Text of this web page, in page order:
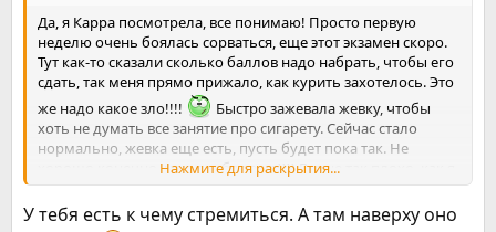
Да, я Карра посмотрела, все понимаю! Просто первую
неделю очень боялась сорваться, еще этот экзамен скоро.
Тут как-то сказали сколько баллов надо набрать, чтобы его
сдать, так меня прямо прижало, как курить захотелось. Это
же надо какое зло!!!!
Быстро зажевала жевку, чтобы
хоть не думать все занятие про сигарету. Сейчас стало
нормально, жевка еще есть, пусть будет пока так. Не
хорошо конечно, но я в себя верю)))) Все не так плохо, как я
Нажмите для раскрытия...
У тебя есть к чему стремиться. А там наверху оно